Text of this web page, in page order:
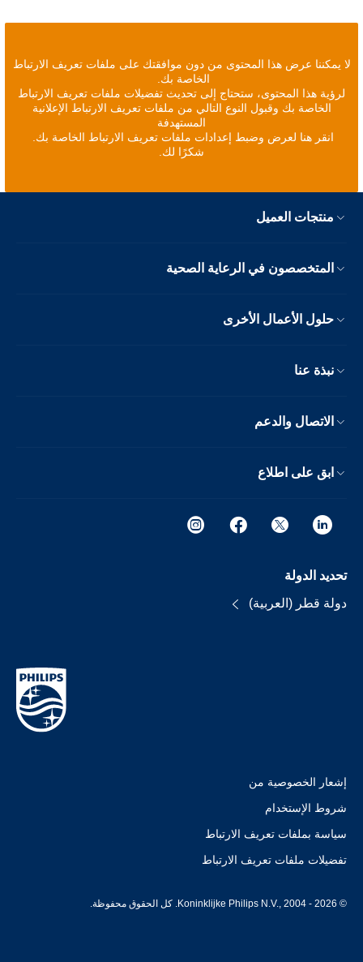
لا يمكننا عرض هذا المحتوى من دون موافقتك على ملفات تعريف الارتباط
الخاصة بك.
لرؤية هذا المحتوى، ستحتاج إلى تحديث تفضيلات ملفات تعريف الارتباط
الخاصة بك وقبول النوع التالي من ملفات تعريف الارتباط الإعلانية
المستهدفة
انقر هنا لعرض وضبط إعدادات ملفات تعريف الارتباط الخاصة بك.
شكرًا لك.
منتجات العميل
المتخصصون في الرعاية الصحية
حلول الأعمال الأخرى
نبذة عنا
الاتصال والدعم
ابق على اطلاع
تحديد الدولة
دولة قطر (العربية)
إشعار الخصوصية من
شروط الإستخدام
سياسة بملفات تعريف الارتباط
تفضيلات ملفات تعريف الارتباط
© Koninklijke Philips N.V., 2004 - 2026. كل الحقوق محفوظة.